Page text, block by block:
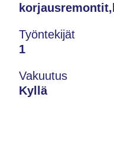
Työntekijät
1
Vakuutus
Kyllä